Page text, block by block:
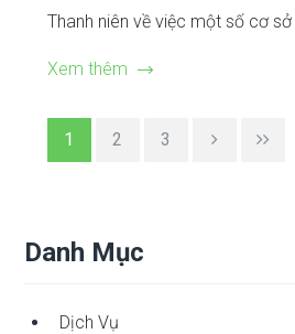
Thanh niên về việc một số cơ sở
Xem thêm
1 2 3
Danh Mục
Dịch Vụ